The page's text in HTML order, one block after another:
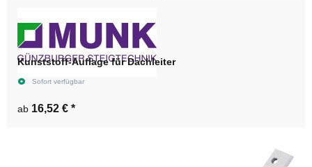
Kunststoff-Auflage für Dachleiter
Sofort verfügbar
ab 16,52 € *